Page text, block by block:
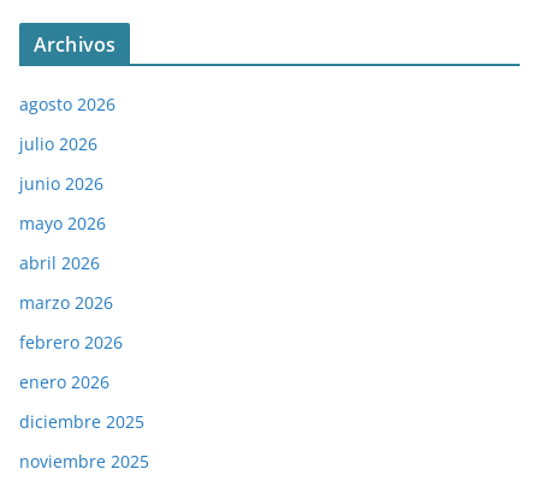
Archivos
agosto 2026
julio 2026
junio 2026
mayo 2026
abril 2026
marzo 2026
febrero 2026
enero 2026
diciembre 2025
noviembre 2025